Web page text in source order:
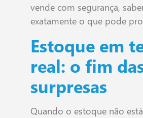
vende com segurança,
exatamente o que pode
Estoque em
real: o fim
surpresas
Quando o estoque não